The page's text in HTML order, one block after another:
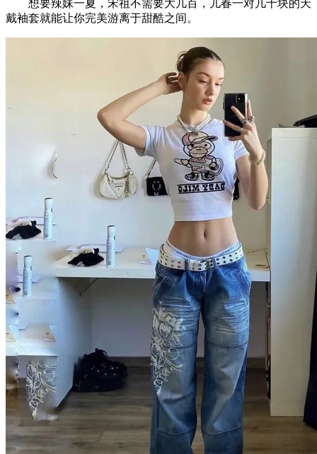
想要辣妹一夏，宋祖不需要大几百，儿春一对几十块的天
戴袖套就能让你完美游离于甜酷之间。